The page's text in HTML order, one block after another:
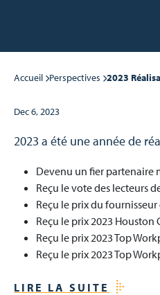
Accueil Perspectives 2023
Dec 6, 2023
2023 a été une année de
Devenu un fier partenaire
Reçu le vote des lecteurs
Reçu le prix du
Reçu le prix 2023 Houston
Reçu le prix 2023 Top
Reçu le prix 2023 Top
LIRE LA SUITE